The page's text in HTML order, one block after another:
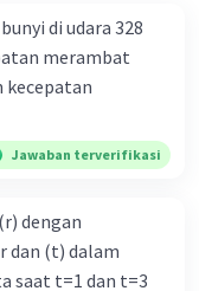
di udara 328
merambat
kecepatan
Jawaban terverifikasi
dengan
dan (t) dalam
saat t=1 dan t=3